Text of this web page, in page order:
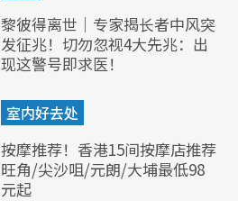
黎彼得离世｜专家揭长者中风突
发征兆！切勿忽视4大先兆：出
现这警号即求医！
室内好去处
按摩推荐！香港15间按摩店推荐
旺角/尖沙咀/元朗/大埔最低98
元起